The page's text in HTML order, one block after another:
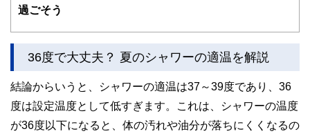
をわかりやすく発信している点です。
このように編集経験豊富なメンバーと金融や経済に精通した
やすさはもちろんのこと、読み応えのあるコンテンツと確か
な情報発信を実現しています。
過ごそう
36度で大丈夫？ 夏のシャワーの適温を解説
結論からいうと、シャワーの適温は37～39度であり、36
度は設定温度として低すぎます。これは、シャワーの温度
が36度以下になると、体の汚れや油分が落ちにくくなるの